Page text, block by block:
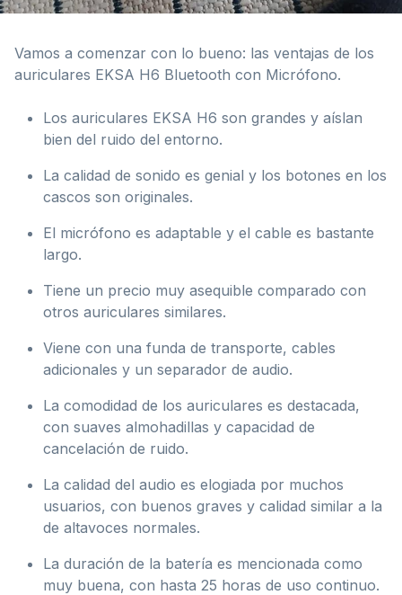
Vamos a comenzar con lo bueno: las ventajas de los
auriculares EKSA H6 Bluetooth con Micrófono.
Los auriculares EKSA H6 son grandes y aíslan
bien del ruido del entorno.
La calidad de sonido es genial y los botones en los
cascos son originales.
El micrófono es adaptable y el cable es bastante
largo.
Tiene un precio muy asequible comparado con
otros auriculares similares.
Viene con una funda de transporte, cables
adicionales y un separador de audio.
La comodidad de los auriculares es destacada,
con suaves almohadillas y capacidad de
cancelación de ruido.
La calidad del audio es elogiada por muchos
usuarios, con buenos graves y calidad similar a la
de altavoces normales.
La duración de la batería es mencionada como
muy buena, con hasta 25 horas de uso continuo.